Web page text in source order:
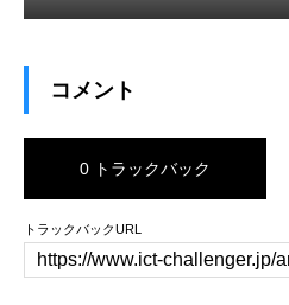
コメント
0 トラックバック
トラックバックURL